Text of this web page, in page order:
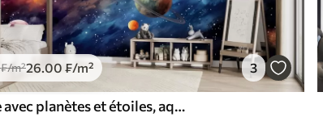
₣/m²26.00 ₣/m² 3
Espace avec planètes et étoiles, aquarelle, cosmique